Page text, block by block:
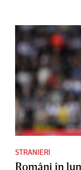
STRANIERI
Români în